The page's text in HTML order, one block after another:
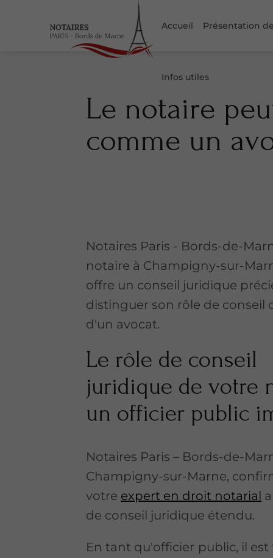
Accueil Présentation
Infos utiles
Le notaire
comme un
Notaires Paris - Bords-de-
notaire à Champigny-sur-
offre un conseil juridique
distinguer son rôle de conseil
d'un avocat.
Le rôle de conseil
juridique de votre
un officier public
Notaires Paris – Bords-de-
Champigny-sur-Marne,
votre expert en droit notarial
de conseil juridique étendu.
En tant qu'officier public, il est